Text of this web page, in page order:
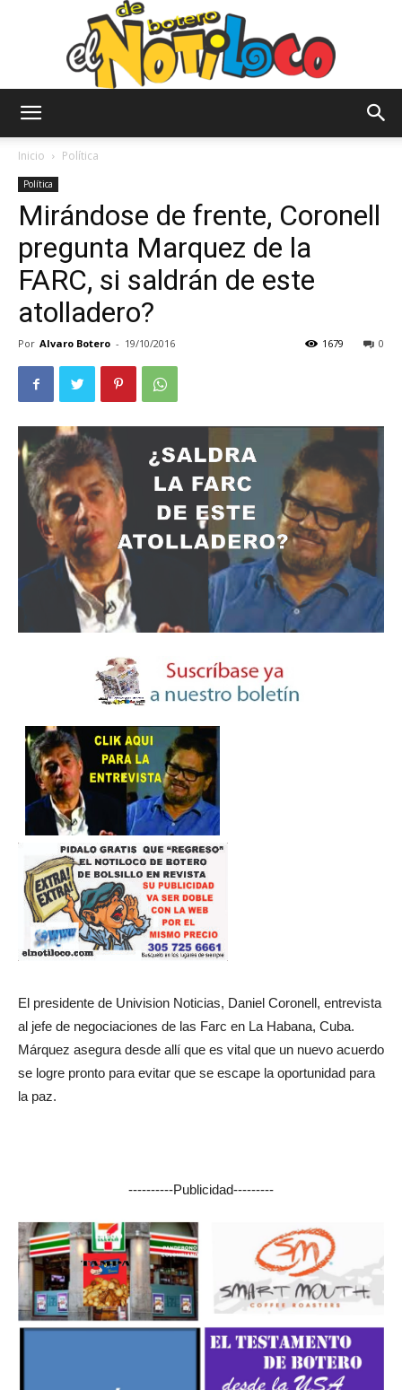
Notiloco
de
Inicio Política
Política
Mirándose de frente, Coronell
pregunta Marquez de la
FARC, si saldrán de este
atolladero?
Por Alvaro Botero - 19/10/2016 0
1679
El presidente de Univision Noticias, Daniel Coronell, entrevista
al jefe de negociaciones de las Farc en La Habana, Cuba.
Márquez asegura desde allí que es vital que un nuevo acuerdo
se logre pronto para evitar que se escape la oportunidad para
la paz.
----------Publicidad---------